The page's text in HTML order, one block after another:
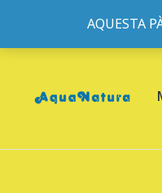
AQUESTA
933095977-